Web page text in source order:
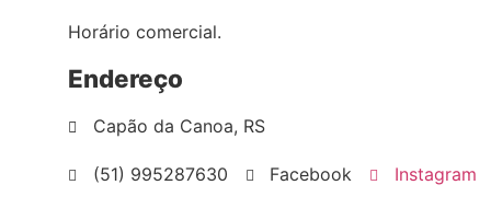
Horário comercial.
Endereço
Capão da Canoa, RS
(51) 995287630 Facebook Instagram